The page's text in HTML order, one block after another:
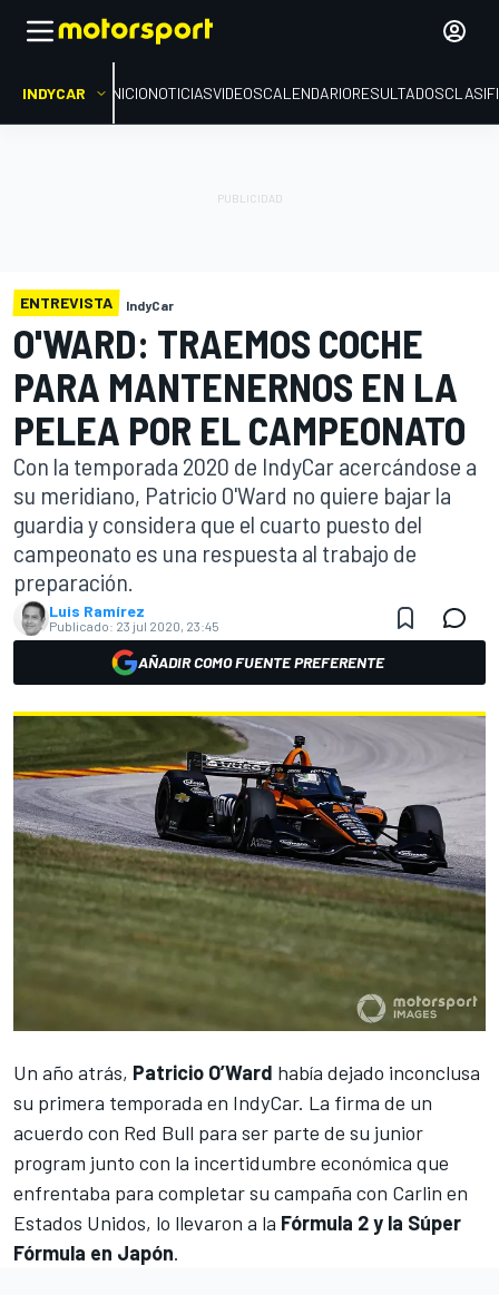
INDYCAR INICIONOTICIASVIDEOSCALENDARIORESULTADOS
ENTREVISTA IndyCar
O'WARD: TRAEMOS COCHE
PARA MANTENERNOS EN LA
PELEA POR EL CAMPEONATO
Con la temporada 2020 de IndyCar acercándose a
su meridiano, Patricio O'Ward no quiere bajar la
guardia y considera que el cuarto puesto del
campeonato es una respuesta al trabajo de
preparación.
Luis Ramírez
Publicado: 23 jul 2020, 23:45
AÑADIR COMO FUENTE PREFERENTE
Un año atrás, Patricio O’Ward había dejado inconclusa
su primera temporada en IndyCar. La firma de un
acuerdo con Red Bull para ser parte de su junior
program junto con la incertidumbre económica que
enfrentaba para completar su campaña con Carlin en
Estados Unidos, lo llevaron a la Fórmula 2 y la Súper
Fórmula en Japón.